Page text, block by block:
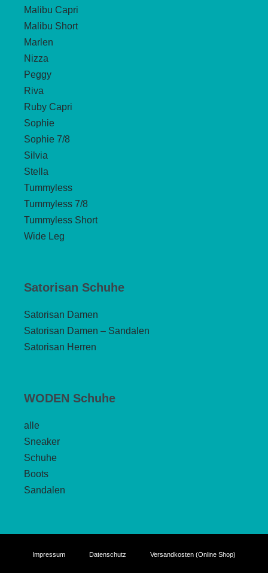
Malibu Capri
Malibu Short
Marlen
Nizza
Peggy
Riva
Ruby Capri
Sophie
Sophie 7/8
Silvia
Stella
Tummyless
Tummyless 7/8
Tummyless Short
Wide Leg
Satorisan Schuhe
Satorisan Damen
Satorisan Damen – Sandalen
Satorisan Herren
WODEN Schuhe
alle
Sneaker
Schuhe
Boots
Sandalen
Impressum Datenschutz Versandkosten (Online Shop)